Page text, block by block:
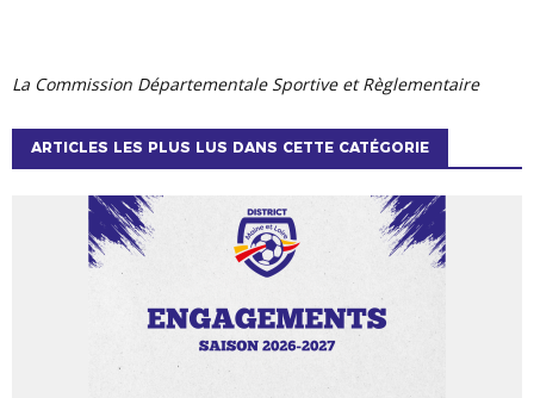
La Commission Départementale Sportive et Règlementaire
ARTICLES LES PLUS LUS DANS CETTE CATÉGORIE